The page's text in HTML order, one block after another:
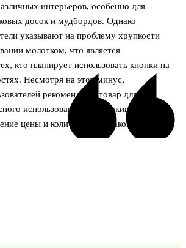
интерьеров, особенно для
досок и мудбордов. Однако
указывают на проблему хрупкости
молотком, что является
кто планирует использовать кнопки на
Несмотря на этот минус,
рекомендуют товар для
использования, подчеркивая
цены и количества в упаковке.